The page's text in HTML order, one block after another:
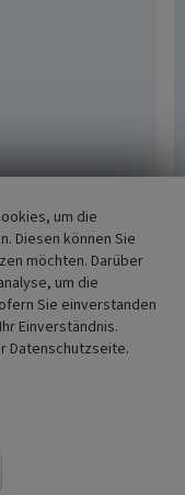
der freien
um die
Diesen können Sie
möchten. Darüber
um die
Sie einverstanden
Einverständnis.
Datenschutzseite.